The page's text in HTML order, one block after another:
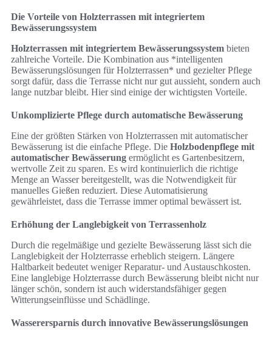
Die Vorteile von Holzterrassen mit integriertem
Bewässerungssystem
Holzterrassen mit integriertem Bewässerungssystem bieten
zahlreiche Vorteile. Die Kombination aus *intelligenten
Bewässerungslösungen für Holzterrassen* und gezielter Pflege
sorgt dafür, dass die Terrasse nicht nur gut aussieht, sondern auch
lange nutzbar bleibt. Hier sind einige der wichtigsten Vorteile.
Unkomplizierte Pflege durch automatische Bewässerung
Eine der größten Stärken von Holzterrassen mit automatischer
Bewässerung ist die einfache Pflege. Die Holzbodenpflege mit
automatischer Bewässerung ermöglicht es Gartenbesitzern,
wertvolle Zeit zu sparen. Es wird kontinuierlich die richtige
Menge an Wasser bereitgestellt, was die Notwendigkeit für
manuelles Gießen reduziert. Diese Automatisierung
gewährleistet, dass die Terrasse immer optimal bewässert ist.
Erhöhung der Langlebigkeit von Terrassenholz
Durch die regelmäßige und gezielte Bewässerung lässt sich die
Langlebigkeit der Holzterrasse erheblich steigern. Längere
Haltbarkeit bedeutet weniger Reparatur- und Austauschkosten.
Eine langlebige Holzterrasse durch Bewässerung bleibt nicht nur
länger schön, sondern ist auch widerstandsfähiger gegen
Witterungseinflüsse und Schädlinge.
Wasserersparnis durch innovative Bewässerungslösungen